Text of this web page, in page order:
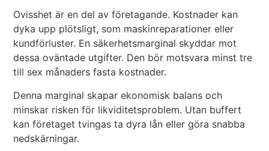
Ovisshet är en del av företagande. Kostnader kan
dyka upp plötsligt, som maskinreparationer eller
kundförluster. En säkerhetsmarginal skyddar mot
dessa oväntade utgifter. Den bör motsvara minst tre
till sex månaders fasta kostnader.
Denna marginal skapar ekonomisk balans och
minskar risken för likviditetsproblem. Utan buffert
kan företaget tvingas ta dyra lån eller göra snabba
nedskärningar.